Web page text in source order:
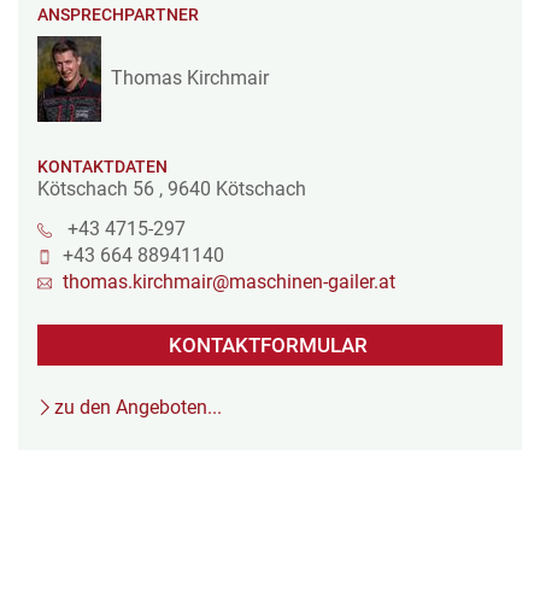
ANSPRECHPARTNER
Thomas Kirchmair
KONTAKTDATEN
Kötschach 56 , 9640 Kötschach
+43 4715-297
+43 664 88941140
thomas.kirchmair@maschinen-gailer.at
KONTAKTFORMULAR
zu den Angeboten...